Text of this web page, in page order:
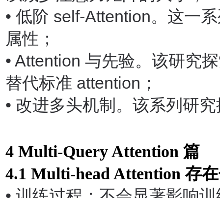
• 低阶 self-Attention。这一
属性；
• Attention 与先验。该研究
替代标准 attention ；
• 改进多头机制。该系列研
4 Multi-Query Attention 篇
4.1 Multi-head Attention 存